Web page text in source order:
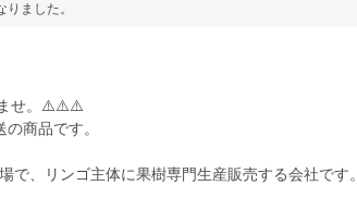
ました。
せ。⚠️⚠️⚠️
商品です。
で、リンゴ主体に果樹専門生産販売する会社です。